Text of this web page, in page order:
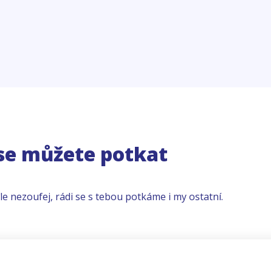
můžete potkat
nezoufej, rádi se s tebou potkáme i my ostatní.